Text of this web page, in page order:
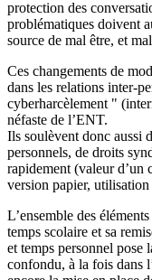
protection des
problématiques doivent
source de mal être, et
Ces changements de
dans les relations inter-
cyberharcèlement "
néfaste de l’ENT.
Ils soulèvent donc aussi
personnels, de droits
rapidement (valeur d’un
version papier,
L’ensemble des
temps scolaire et sa
et temps personnel pose
confondu, à la fois dans